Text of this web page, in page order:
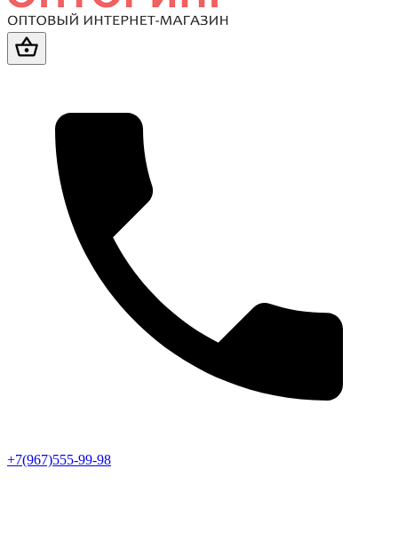
+7(967)555-99-98